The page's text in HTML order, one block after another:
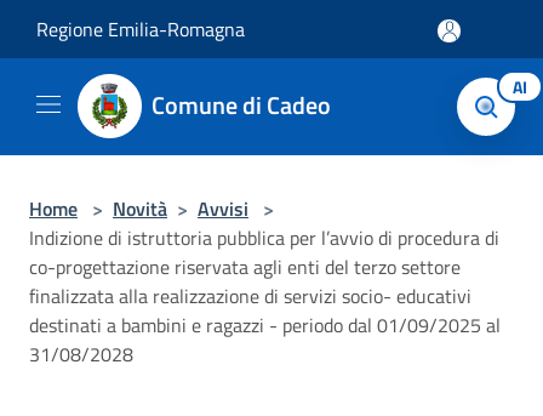
Regione Emilia-Romagna
Comune di Cadeo AI
Home > Novità > Avvisi >
Indizione di istruttoria pubblica per l’avvio di procedura di
co-progettazione riservata agli enti del terzo settore
finalizzata alla realizzazione di servizi socio- educativi
destinati a bambini e ragazzi - periodo dal 01/09/2025 al
31/08/2028